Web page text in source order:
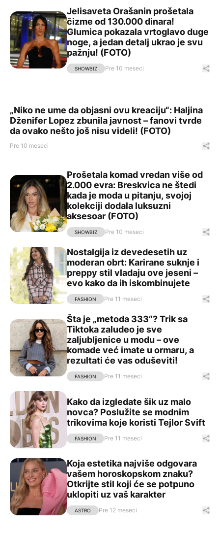
Jelisaveta Orašanin prošetala čizme od 130.000
Jelisaveta Orašanin prošetala
čizme od 130.000 dinara!
Glumica pokazala vrtoglavo duge
noge, a jedan detalj ukrao je svu
pažnju! (FOTO)
SHOWBIZ Pre 10 meseci
„Niko ne ume da objasni ovu kreaciju“: Haljina
Dženifer Lopez zbunila javnost – fanovi tvrde
da ovako nešto još nisu videli! (FOTO)
Pre 10 meseci
Prošetala komad vredan više od 2.000 evra: Breskvica
Prošetala komad vredan više od
2.000 evra: Breskvica ne štedi
kada je moda u pitanju, svojoj
kolekciji dodala luksuzni
aksesoar (FOTO)
SHOWBIZ Pre 10 meseci
Nostalgija iz devedesetih uz moderan obrt: Karirane
Nostalgija iz devedesetih uz
moderan obrt: Karirane suknje i
preppy stil vladaju ove jeseni –
evo kako da ih iskombinujete
FASHION Pre 11 meseci
Šta je „metoda 333“? Trik sa Tiktoka zaludeo je sve
Šta je „metoda 333“? Trik sa
Tiktoka zaludeo je sve
zaljubljenice u modu – ove
komade već imate u ormaru, a
rezultati će vas oduševiti!
FASHION Pre 11 meseci
Kako da izgledate šik uz malo novca? Poslužite se
Kako da izgledate šik uz malo
novca? Poslužite se modnim
trikovima koje koristi Tejlor Svift
FASHION Pre 11 meseci
Koja estetika najviše odgovara vašem horoskopskom
Koja estetika najviše odgovara
vašem horoskopskom znaku?
Otkrijte stil koji će se potpuno
uklopiti uz vaš karakter
ASTRO Pre 12 meseci